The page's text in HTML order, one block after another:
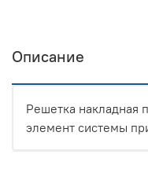
Описание
Решетка накладная
элемент системы